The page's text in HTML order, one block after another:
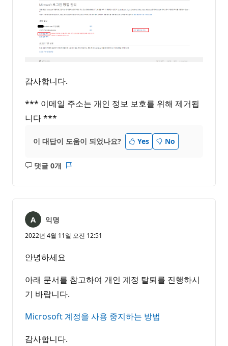
감사합니다.
*** 이메일 주소는 개인 정보 보호를 위해 제거됩
니다 ***
이 대답이 도움이 되었나요? Yes No
댓글 0개
설
음
익명
2022년 4월 11일 오전 12:51
안녕하세요
아래 문서를 참고하여 개인 계정 탈퇴를 진행하시
기 바랍니다.
Microsoft 계정을 사용 중지하는 방법
감사합니다.